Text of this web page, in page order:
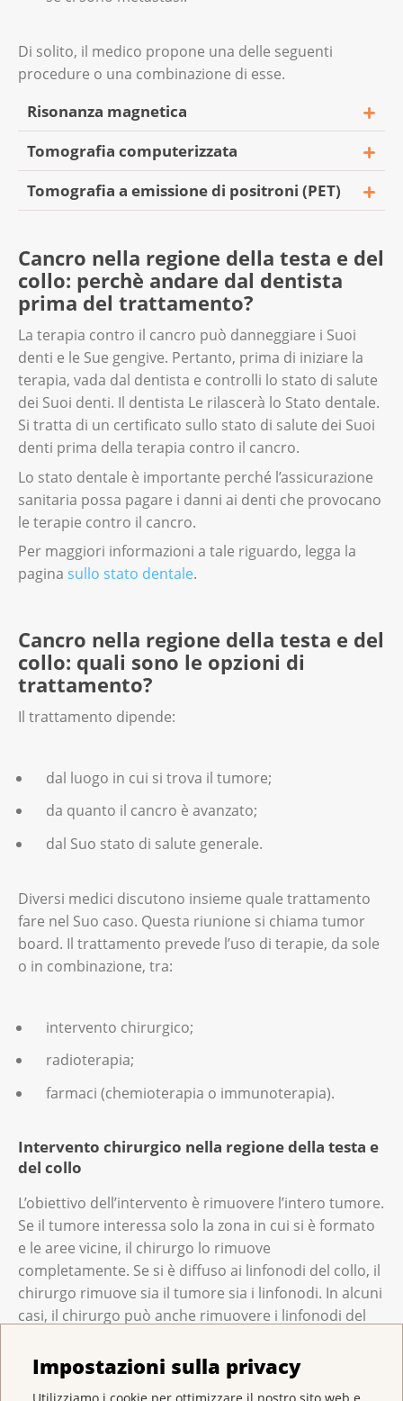
Impostazioni sulla privacy
Di solito, il medico propone una delle seguenti
procedure o una combinazione di esse.
Risonanza magnetica
La risonanza magnetica è un esame che usa i
campi magnetici per creare immagini
dettagliate della testa e del collo. Lo fa senza
In alcuni casi, per vedere con precisione le
zone dove cresce il tumore, il personale di
radiologia può iniettarle un liquido di
contrasto in vena. Di solito, l’esame di
risonanza magnetica può durare tra 30 e 60
minuti e non fa male.
Tomografia computerizzata
La tomografia computerizzata è un esame
tumore e se questo ha raggiunto ossa,
polmoni o cervello.
Per vedere con più precisione dove cresce il
tumore, il personale di radiologia può
iniettarle un liquido di contrasto in vena. La
tomografia computerizzata può
generalmente durare fino a circa 20 minuti.
Tomografia a emissione di positroni (PET)
radiologia inietta in vena una sostanza simile
allo zucchero. Questa è leggermente
radioattiva e si accumula nelle cellule
tumorali attive. La PET è un esame indolore e
dura generalmente tra 30 e 60 minuti.
La PET si usa anche dopo la terapia per
controllare se il tumore è tornato (recidiva).
Cancro nella regione della testa e del
collo: perchè andare dal dentista
prima del trattamento?
La terapia contro il cancro può danneggiare i Suoi
denti e le Sue gengive. Pertanto, prima di iniziare la
terapia, vada dal dentista e controlli lo stato di salute
dei Suoi denti. Il dentista Le rilascerà lo Stato dentale.
Si tratta di un certificato sullo stato di salute dei Suoi
denti prima della terapia contro il cancro.
Lo stato dentale è importante perché l’assicurazione
sanitaria possa pagare i danni ai denti che provocano
le terapie contro il cancro.
Per maggiori informazioni a tale riguardo, legga la
pagina sullo stato dentale.
Cancro nella regione della testa e del
collo: quali sono le opzioni di
trattamento?
Il trattamento dipende:
dal luogo in cui si trova il tumore;
da quanto il cancro è avanzato;
dal Suo stato di salute generale.
Diversi medici discutono insieme quale trattamento
fare nel Suo caso. Questa riunione si chiama tumor
board. Il trattamento prevede l’uso di terapie, da sole
o in combinazione, tra:
intervento chirurgico;
radioterapia;
farmaci (chemioterapia o immunoterapia).
Intervento chirurgico nella regione della testa e
del collo
L’obiettivo dell’intervento è rimuovere l’intero tumore.
Se il tumore interessa solo la zona in cui si è formato
e le aree vicine, il chirurgo lo rimuove
completamente. Se si è diffuso ai linfonodi del collo, il
chirurgo rimuove sia il tumore sia i linfonodi. In alcuni
casi, il chirurgo può anche rimuovere i linfonodi del
anche se i linfonodi non sono malati.
Per maggiori informazioni sull’intervento chirurgico,